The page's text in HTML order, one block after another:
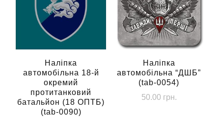
Наліпка
автомобільна 18-й
окремий
протитанковий
батальйон (18 ОПТБ)
(tab-0090)
Наліпка
автомобільна “ДШБ”
(tab-0054)
50.00 грн.